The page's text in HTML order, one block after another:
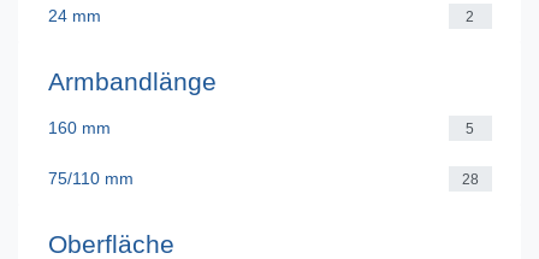
24 mm 2
Armbandlänge
160 mm 5
75/110 mm 28
Oberfläche